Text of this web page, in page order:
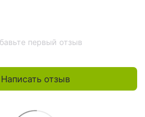
первый отзыв
Написать отзыв